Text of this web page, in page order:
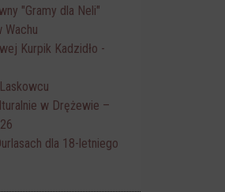
"Gramy dla Neli"
Wachu
Kurpik Kadzidło -
w Drężewie –
dla 18-letniego